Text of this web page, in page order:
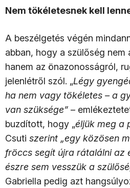
Nem tökéletesnek kell
A beszélgetés végén
abban, hogy a szülőség nem
hanem az önazonosságról,
jelenlétről szól. „Légy
ha nem vagy tökéletes – a
van szüksége” –
buzdított, hogy „éljük meg a
Csuti szerint „egy közösen
fröccs segít újra rátalálni az
észre sem vesszük a
Gabriella pedig azt